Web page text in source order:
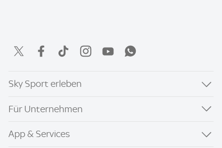
Sky Sport erleben
Für Unternehmen
App & Services